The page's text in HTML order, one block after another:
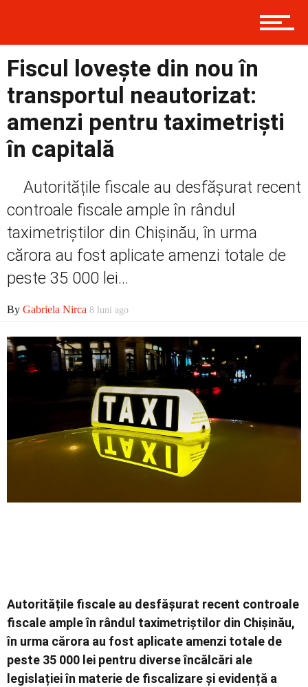
Prima
Politică
Externe
Social
Economic
Contact
Fiscul lovește din nou în
transportul neautorizat:
amenzi pentru taximetriști
în capitală
Autoritățile fiscale au desfășurat recent
controale fiscale ample în rândul
taximetriștilor din Chișinău, în urma
cărora au fost aplicate amenzi totale de
peste 35 000 lei...
By Gabriela Nirca 8 luni ago
Autoritățile fiscale au desfășurat recent controale
fiscale ample în rândul taximetriștilor din Chișinău,
în urma cărora au fost aplicate amenzi totale de
peste 35 000 lei pentru diverse încălcări ale
legislației în materie de fiscalizare și evidență a